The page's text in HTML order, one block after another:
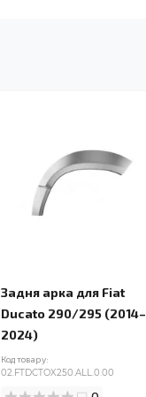
Задня арка для Fiat
Ducato 290/295 (2014–
2024)
Код товару:
02.FTDCTOX250.ALL.0.00